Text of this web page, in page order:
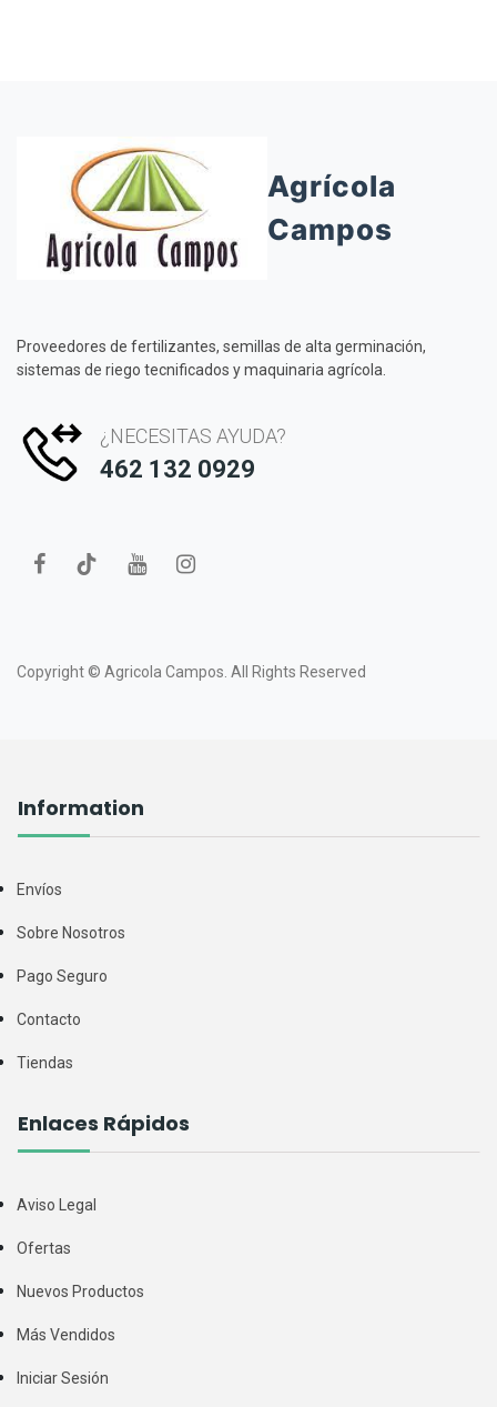
Agrícola
Campos
Proveedores de fertilizantes, semillas de alta germinación,
sistemas de riego tecnificados y maquinaria agrícola.
¿NECESITAS AYUDA?
462 132 0929
Copyright © Agricola Campos. All Rights Reserved
Information
Envíos
Sobre Nosotros
Pago Seguro
Contacto
Tiendas
Enlaces Rápidos
Aviso Legal
Ofertas
Nuevos Productos
Más Vendidos
Iniciar Sesión